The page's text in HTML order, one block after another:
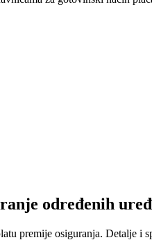
određenih
premije osiguranja. Detalje i